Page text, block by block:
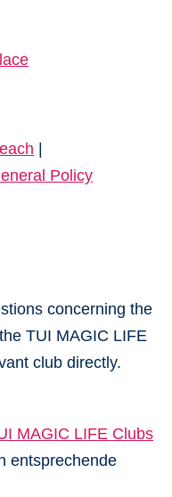
|
Policy
concerning the
TUI MAGIC LIFE
club directly.
MAGIC LIFE Clubs
entsprechende